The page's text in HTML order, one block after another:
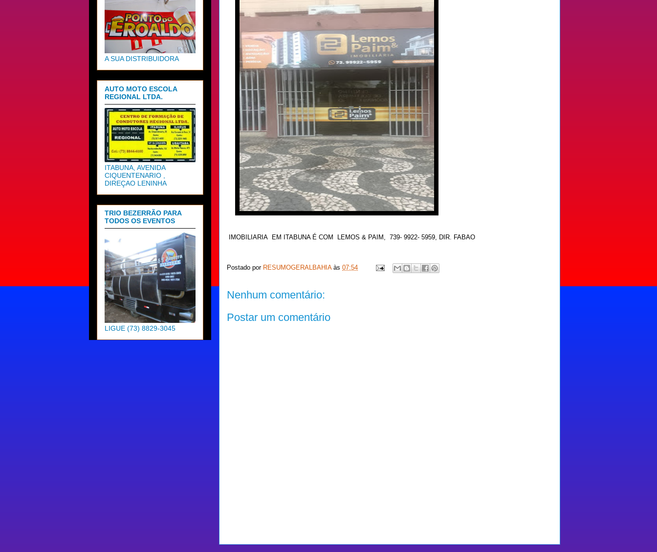
IMOBILIARIA EM ITABUNA É COM LEMOS & PAIM, 739- 9922- 5959, DIR. FABAO
Postado por RESUMOGERALBAHIA às 07:54
Nenhum comentário:
Postar um comentário
A SUA DISTRIBUIDORA
AUTO MOTO ESCOLA
REGIONAL LTDA.
ITABUNA, AVENIDA
CIQUENTENARIO ,
DIREÇAO LENINHA
TRIO BEZERRÃO PARA
TODOS OS EVENTOS
LIGUE (73) 8829-3045